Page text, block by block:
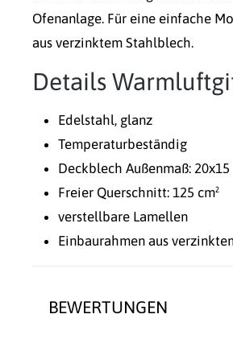
Ofenanlage. Für eine einfache
aus verzinktem Stahlblech.
Details
Edelstahl, glanz
Temperaturbeständig
Deckblech Außenmaß: 20x15
Freier Querschnitt: 125 cm²
verstellbare Lamellen
Einbaurahmen aus
BEWERTUNGEN